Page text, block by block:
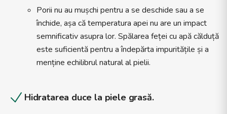
Porii nu au mușchi pentru a se deschide sau a se
închide, așa că temperatura apei nu are un impact
semnificativ asupra lor. Spălarea feței cu apă călduță
este suficientă pentru a îndepărta impuritățile și a
menține echilibrul natural al pielii.
Hidratarea duce la piele grasă.